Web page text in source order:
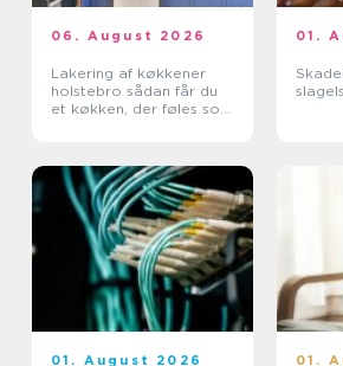
06. August 2026
Lakering af køkkener
holstebro sådan får du
et køkken, der føles som
01.
01. August 2026 01.